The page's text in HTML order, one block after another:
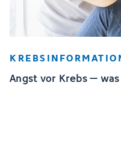
Angst vor Krebs –